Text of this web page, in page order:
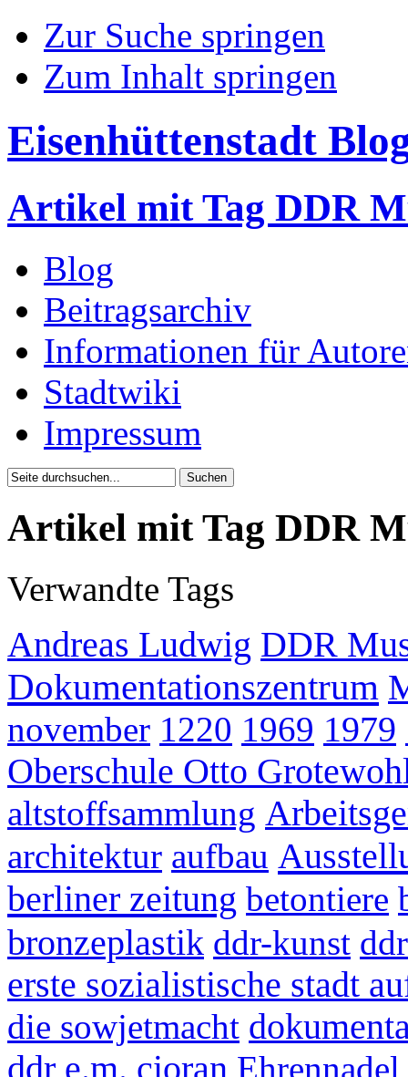
Zur Suche springen
Zum Inhalt springen
Eisenhüttenstadt
Artikel mit Tag DDR
Blog
Beitragsarchiv
Informationen für
Stadtwiki
Impressum
Artikel mit Tag DDR
Verwandte Tags
Andreas Ludwig DDR
Dokumentationszentrum
november 1220 1969 1979
Oberschule Otto
altstoffsammlung
architektur aufbau
berliner zeitung betontiere
bronzeplastik ddr-kunst
erste sozialistische stadt
die sowjetmacht
ddr e.m. cioran Ehrennadel